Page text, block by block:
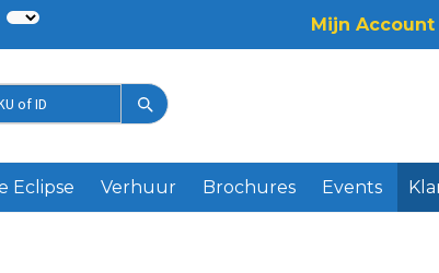
Mijn Account
Eclipse Verhuur Brochures Events